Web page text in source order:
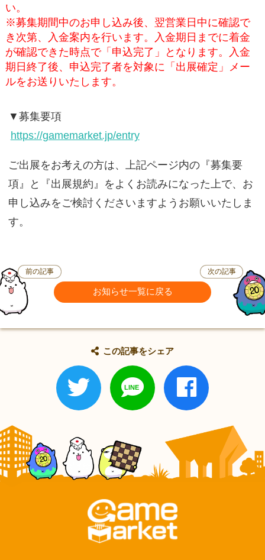
い。
※募集期間中のお申し込み後、翌営業日中に確認で
き次第、入金案内を行います。入金期日までに着金
が確認できた時点で「申込完了」となります。入金
期日終了後、申込完了者を対象に「出展確定」メー
ルをお送りいたします。
▼募集要項
https://gamemarket.jp/entry
ご出展をお考えの方は、上記ページ内の『募集要
項』と『出展規約』をよくお読みになった上で、お
申し込みをご検討くださいますようお願いいたしま
す。
前の記事
お知らせ一覧に戻る
次の記事
この記事をシェア